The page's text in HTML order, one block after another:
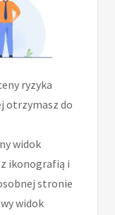
ryzyka
otrzymasz do
widok
ikonografią i
stronie
widok